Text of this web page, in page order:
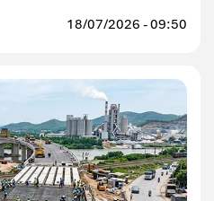
18/07/2026 - 09:50